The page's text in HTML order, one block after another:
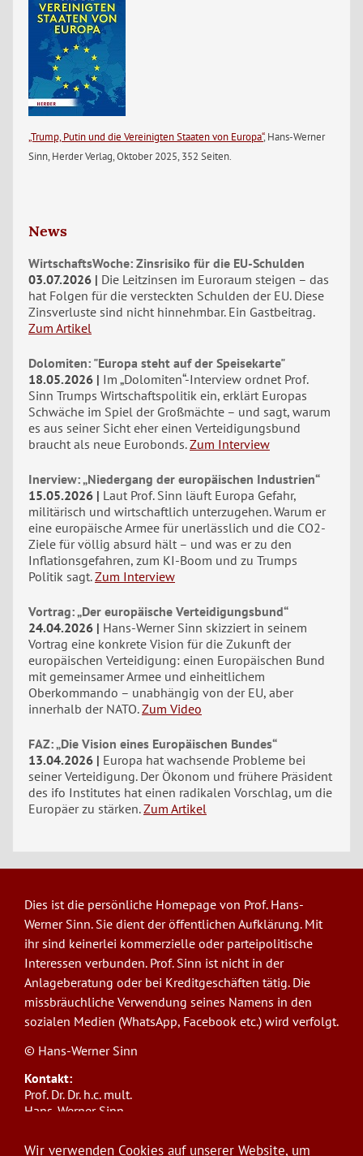
„Trump, Putin und die Vereinigten Staaten von Europa“, Hans-Werner
Sinn, Herder Verlag, Oktober 2025, 352 Seiten.
News
WirtschaftsWoche: Zinsrisiko für die EU-Schulden
03.07.2026
Die Leitzinsen im Euroraum steigen – das
hat Folgen für die versteckten Schulden der EU. Diese
Zinsverluste sind nicht hinnehmbar. Ein Gastbeitrag.
Zum Artikel
Dolomiten: "Europa steht auf der Speisekarte"
18.05.2026
Im „Dolomiten“-Interview ordnet Prof.
Sinn Trumps Wirtschaftspolitik ein, erklärt Europas
Schwäche im Spiel der Großmächte – und sagt, warum
es aus seiner Sicht eher einen Verteidigungsbund
braucht als neue Eurobonds. Zum Interview
Inerview: „Niedergang der europäischen Industrien“
15.05.2026
Laut Prof. Sinn läuft Europa Gefahr,
militärisch und wirtschaftlich unterzugehen. Warum er
eine europäische Armee für unerlässlich und die CO2-
Ziele für völlig absurd hält – und was er zu den
Inflationsgefahren, zum KI-Boom und zu Trumps
Politik sagt. Zum Interview
Vortrag: „Der europäische Verteidigungsbund“
24.04.2026
Hans-Werner Sinn skizziert in seinem
Vortrag eine konkrete Vision für die Zukunft der
europäischen Verteidigung: einen Europäischen Bund
mit gemeinsamer Armee und einheitlichem
Oberkommando – unabhängig von der EU, aber
innerhalb der NATO. Zum Video
FAZ: „Die Vision eines Europäischen Bundes“
13.04.2026
Europa hat wachsende Probleme bei
seiner Verteidigung. Der Ökonom und frühere Präsident
des ifo Institutes hat einen radikalen Vorschlag, um die
Europäer zu stärken. Zum Artikel
Dies ist die persönliche Homepage von Prof. Hans-
Werner Sinn. Sie dient der öffentlichen Aufklärung. Mit
ihr sind keinerlei kommerzielle oder parteipolitische
Interessen verbunden. Prof. Sinn ist nicht in der
Anlageberatung oder bei Kreditgeschäften tätig. Die
missbräuchliche Verwendung seines Namens in den
sozialen Medien (WhatsApp, Facebook etc.) wird verfolgt.
© Hans-Werner Sinn
Kontakt:
Prof. Dr. Dr. h.c. mult.
Hans-Werner Sinn,
ifo Institut
Wir verwenden Cookies auf unserer Website, um